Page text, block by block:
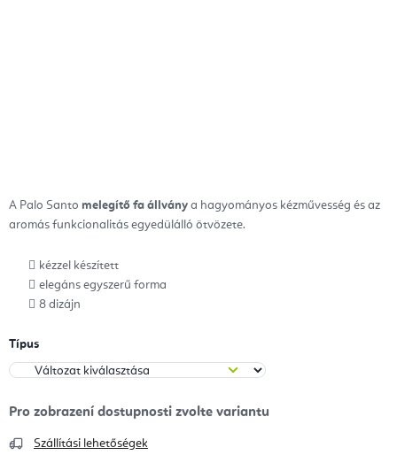
A Palo Santo melegítő fa állvány a hagyományos kézművesség és az
aromás funkcionalitás egyedülálló ötvözete.
kézzel készített
elegáns egyszerű forma
8 dizájn
Típus
Szállítási lehetőségek